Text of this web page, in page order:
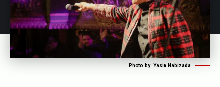
Photo by: Yasin Nabizada